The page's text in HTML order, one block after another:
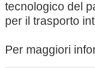
tecnologico del
per il trasporto
Per maggiori